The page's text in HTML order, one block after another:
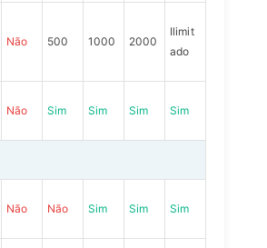
Não 500 1000 2000
Ilimit
ado
Não Sim Sim Sim Sim
Não Não Sim Sim Sim